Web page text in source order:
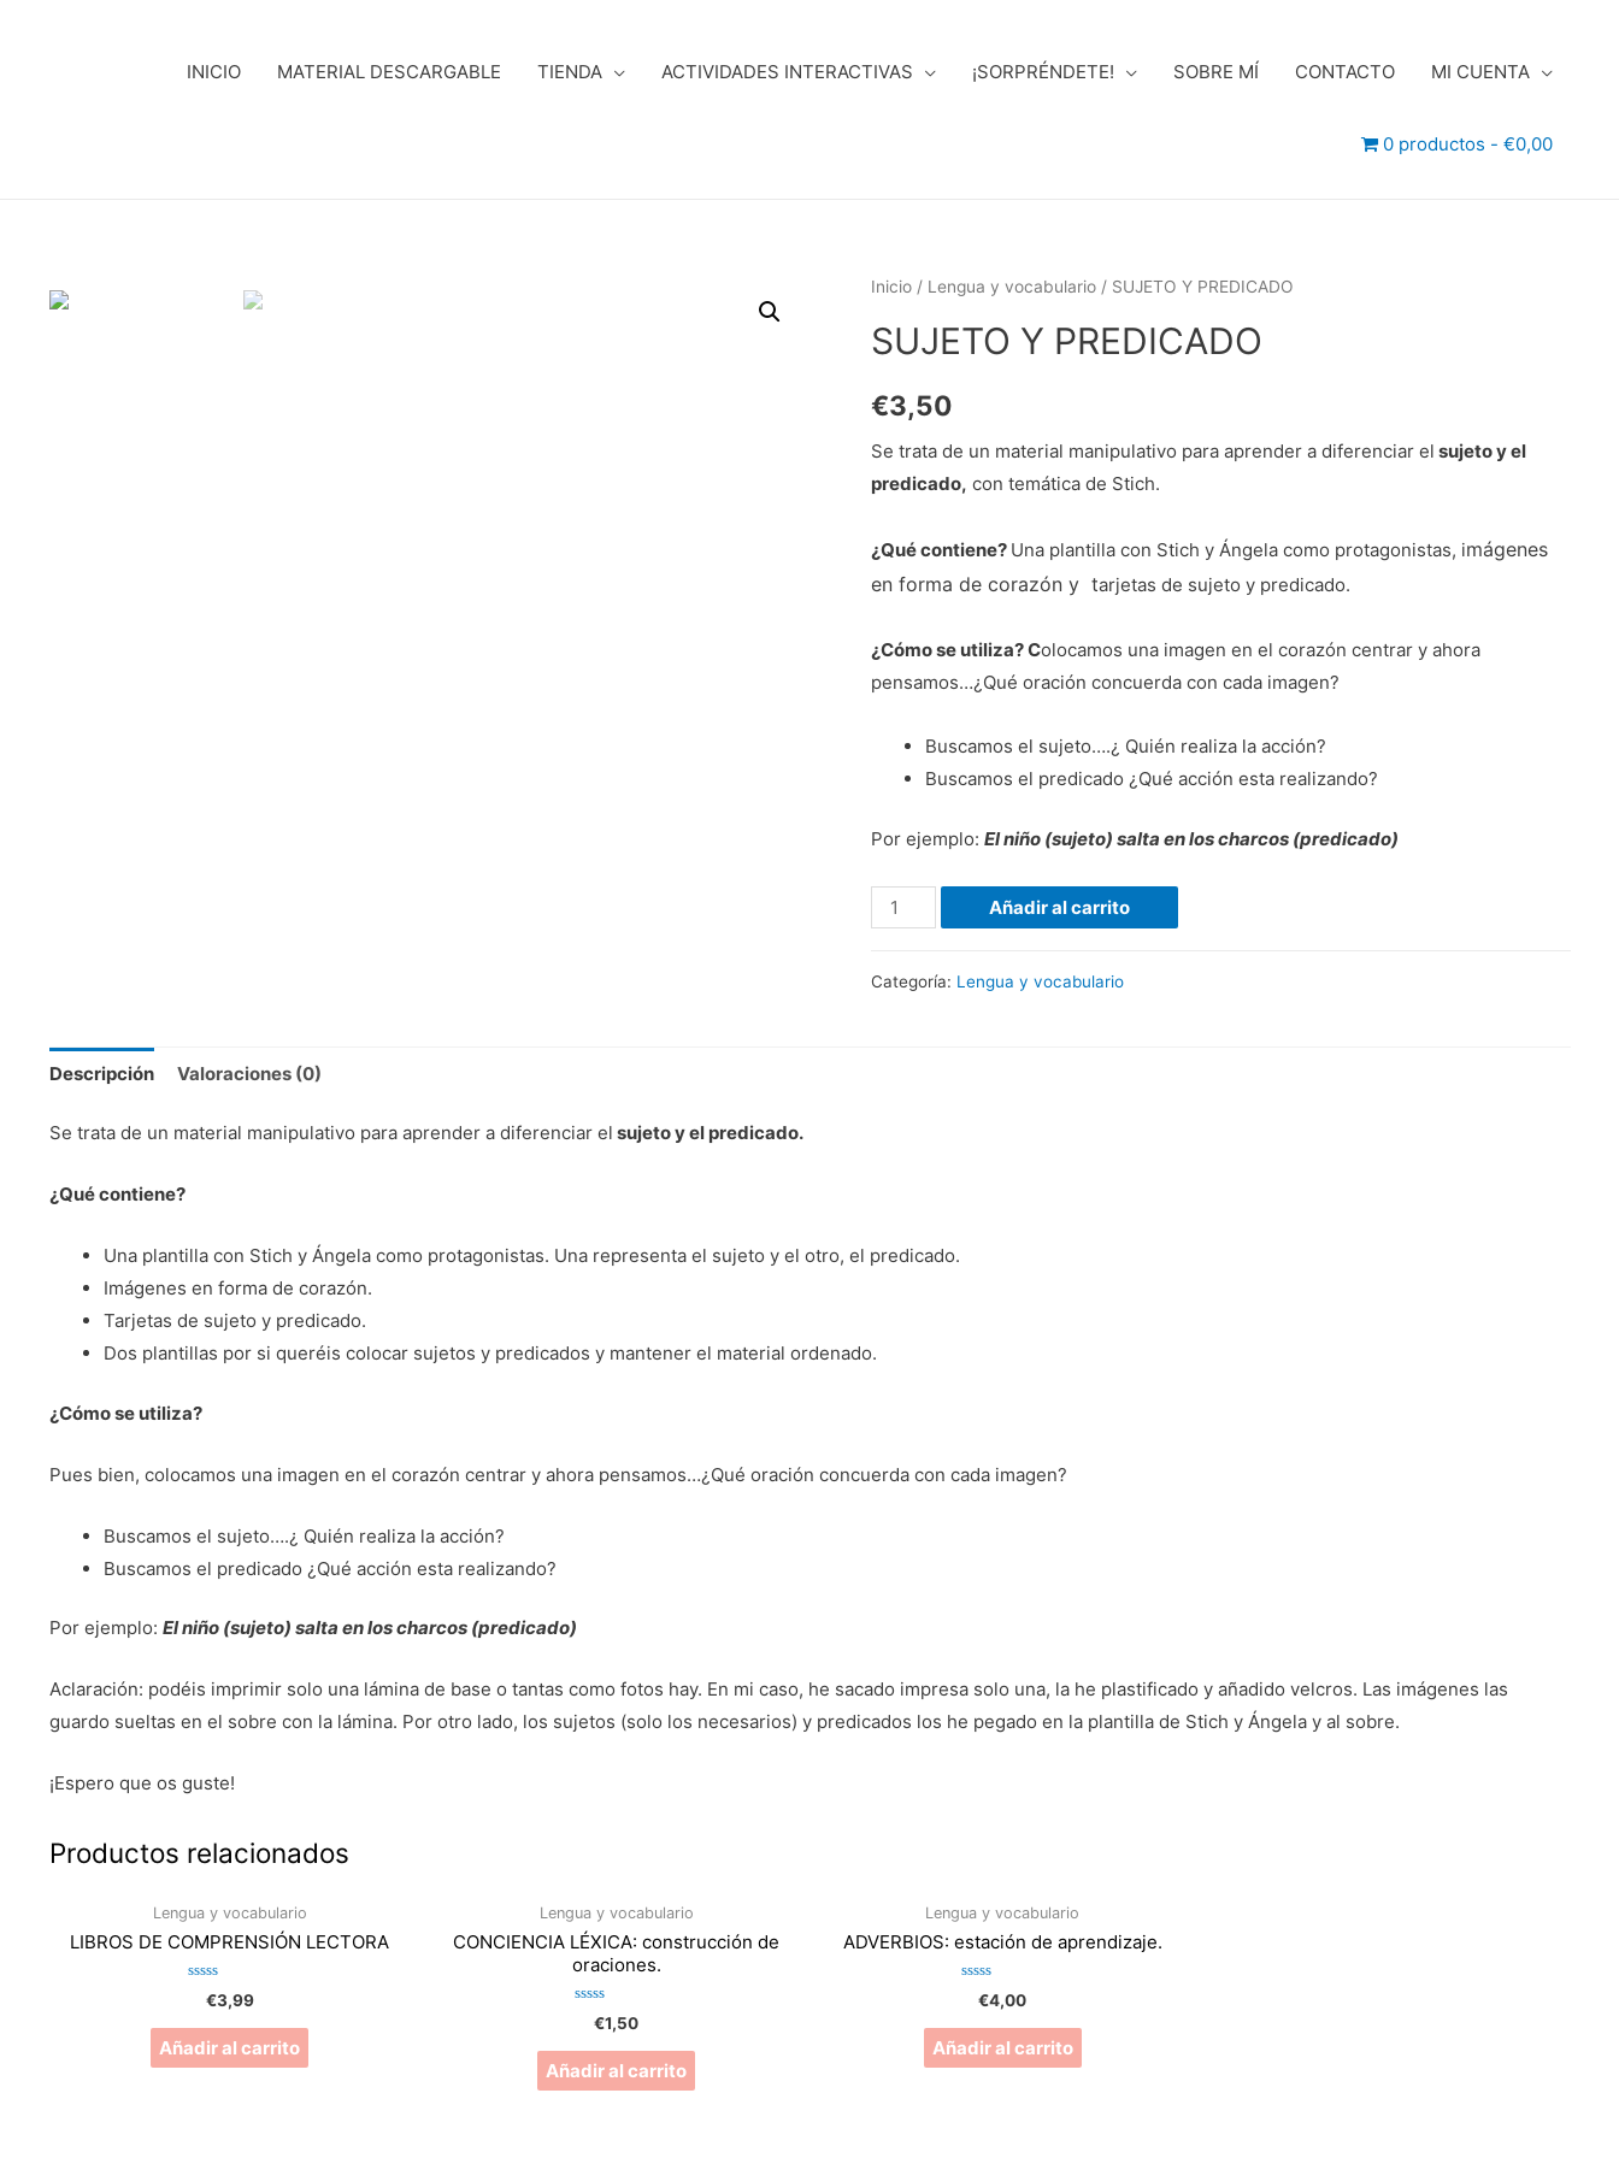
INICIO MATERIAL DESCARGABLE TIENDA ACTIVIDADES INTERACTIVAS ¡SORPRÉNDETE! SOBRE MÍ CONTACTO MI CUENTA
0 productos €0,00
Inicio/ Lengua y vocabulario/ SUJETO Y PREDICADO
SUJETO Y PREDICADO
€3,50
Se trata de un material manipulativo para aprender a diferenciar el sujeto y el
predicado, con temática de Stich.
¿Qué contiene? Una plantilla con Stich y Ángela como protagonistas, imágenes
en forma de corazón y tarjetas de sujeto y predicado.
¿Cómo se utiliza? Colocamos una imagen en el corazón centrar y ahora
pensamos…¿Qué oración concuerda con cada imagen?
Buscamos el sujeto….¿ Quién realiza la acción?
Buscamos el predicado ¿Qué acción esta realizando?
Por ejemplo: El niño (sujeto) salta en los charcos (predicado)
Añadir al carrito
Categoría: Lengua y vocabulario
Descripción Valoraciones (0)
Se trata de un material manipulativo para aprender a diferenciar el sujeto y el predicado.
¿Qué contiene?
Una plantilla con Stich y Ángela como protagonistas. Una representa el sujeto y el otro, el predicado.
Imágenes en forma de corazón.
Tarjetas de sujeto y predicado.
Dos plantillas por si queréis colocar sujetos y predicados y mantener el material ordenado.
¿Cómo se utiliza?
Pues bien, colocamos una imagen en el corazón centrar y ahora pensamos…¿Qué oración concuerda con cada imagen?
Buscamos el sujeto….¿ Quién realiza la acción?
Buscamos el predicado ¿Qué acción esta realizando?
Por ejemplo: El niño (sujeto) salta en los charcos (predicado)
Aclaración: podéis imprimir solo una lámina de base o tantas como fotos hay. En mi caso, he sacado impresa solo una, la he plastificado y añadido velcros. Las imágenes las
guardo sueltas en el sobre con la lámina. Por otro lado, los sujetos (solo los necesarios) y predicados los he pegado en la plantilla de Stich y Ángela y al sobre.
¡Espero que os guste!
Productos relacionados
Lengua y vocabulario
LIBROS DE COMPRENSIÓN LECTORA
Valorado
5
€3,99
Añadir al carrito
Lengua y vocabulario
CONCIENCIA LÉXICA: construcción de
oraciones.
Valorado
5
€1,50
Añadir al carrito
Lengua y vocabulario
ADVERBIOS: estación de aprendizaje.
Valorado
5
€4,00
Añadir al carrito